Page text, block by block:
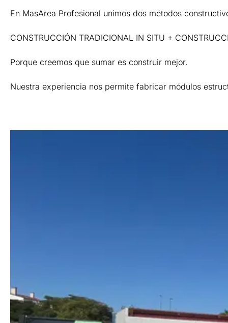
En MasArea Profesional unimos dos métodos
CONSTRUCCIÓN TRADICIONAL IN SITU +
Porque creemos que sumar es construir mejor.
Nuestra experiencia nos permite fabricar módulos